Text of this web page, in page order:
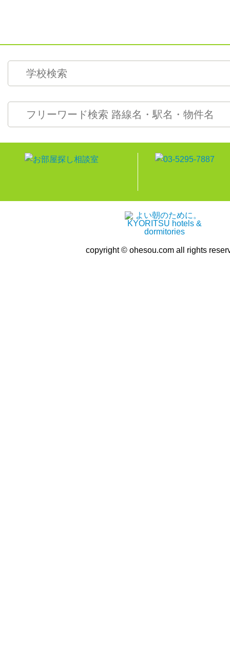
copyright © ohesou.com all rights